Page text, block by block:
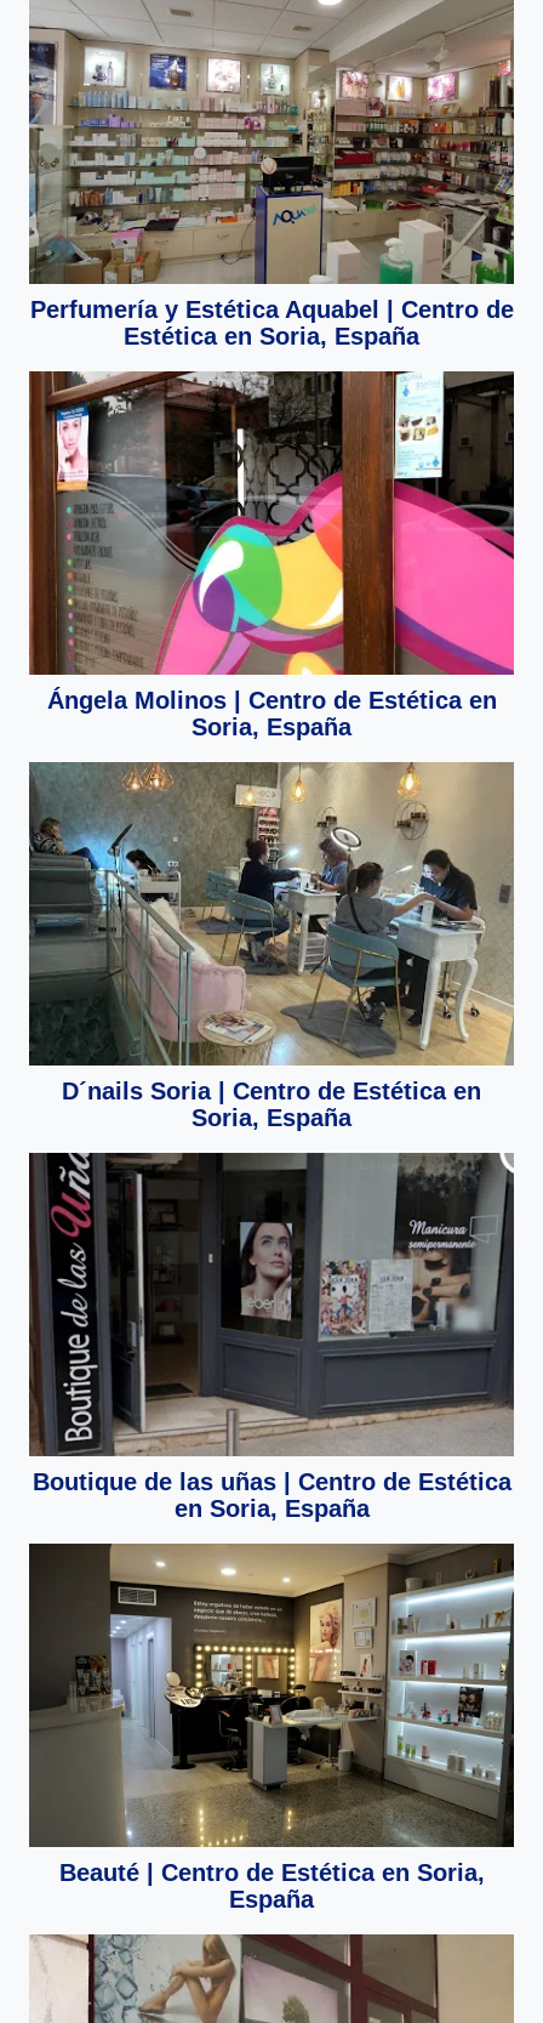
Perfumería y Estética Aquabel | Centro de
Estética en Soria, España
Ángela Molinos | Centro de Estética en
Soria, España
D´nails Soria | Centro de Estética en
Soria, España
Boutique de las uñas | Centro de Estética
en Soria, España
Beauté | Centro de Estética en Soria,
España